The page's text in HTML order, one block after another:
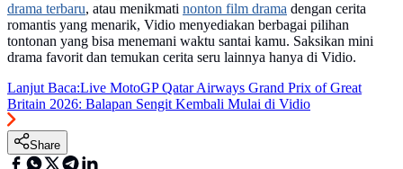
drama terbaru, atau menikmati nonton film drama dengan cerita
romantis yang menarik, Vidio menyediakan berbagai pilihan
tontonan yang bisa menemani waktu santai kamu. Saksikan mini
drama favorit dan temukan cerita seru lainnya hanya di Vidio.
Lanjut Baca:Live MotoGP Qatar Airways Grand Prix of Great
Britain 2026: Balapan Sengit Kembali Mulai di Vidio
Share